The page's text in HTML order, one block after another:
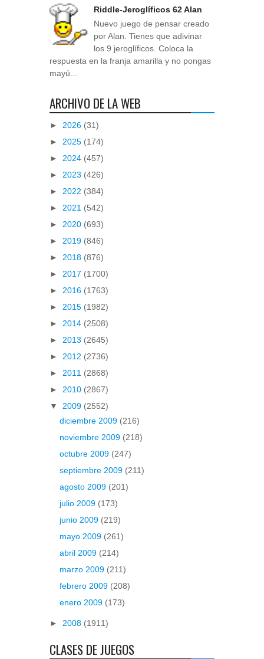
Riddle-Jeroglíficos 62 Alan
Nuevo juego de pensar creado
por Alan. Tienes que adivinar
los 9 jeroglíficos. Coloca la
respuesta en la franja amarilla y no pongas
mayú...
ARCHIVO DE LA WEB
► 2026 (31)
► 2025 (174)
► 2024 (457)
► 2023 (426)
► 2022 (384)
► 2021 (542)
► 2020 (693)
► 2019 (846)
► 2018 (876)
► 2017 (1700)
► 2016 (1763)
► 2015 (1982)
► 2014 (2508)
► 2013 (2645)
► 2012 (2736)
► 2011 (2868)
► 2010 (2867)
▼ 2009 (2552)
diciembre 2009 (216)
noviembre 2009 (218)
octubre 2009 (247)
septiembre 2009 (211)
agosto 2009 (201)
julio 2009 (173)
junio 2009 (219)
mayo 2009 (261)
abril 2009 (214)
marzo 2009 (211)
febrero 2009 (208)
enero 2009 (173)
► 2008 (1911)
CLASES DE JUEGOS